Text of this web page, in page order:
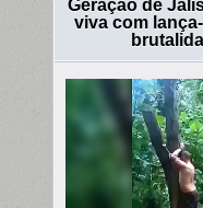
Geração de
viva com